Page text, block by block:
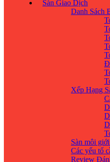
Sàn Giao Dịch
Danh Sách
Xếp Hạng
Sàn môi
Các yếu tố
Review